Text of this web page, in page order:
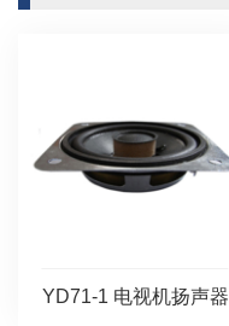
YD71-1 电视机扬声器